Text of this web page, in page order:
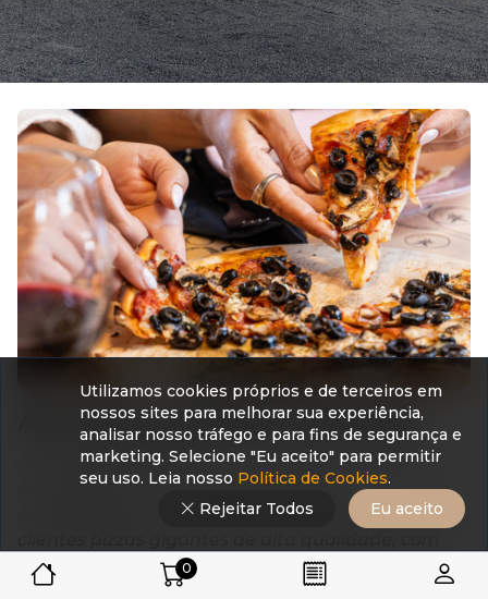
As melhores pizzas GIGANTES
Tia Cininha Pizzariafoi fundada em 2018, por
dois irmãos, numa pequena padaria
com o objetivo de oferecer aos seus
entregas gratuitas.
0
Utilizamos cookies próprios e de terceiros em
nossos sites para melhorar sua experiência,
analisar nosso tráfego e para fins de segurança e
marketing. Selecione "Eu aceito" para permitir
seu uso. Leia nosso Política de Cookies.
Rejeitar Todos
Eu aceito